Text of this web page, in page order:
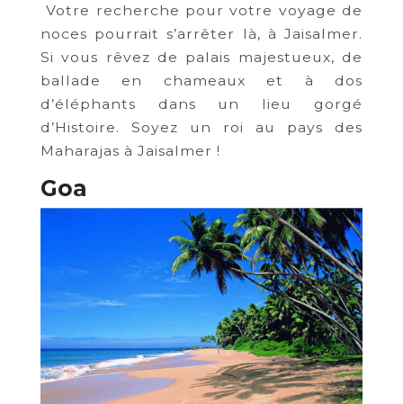
Votre recherche pour votre voyage de
noces pourrait s’arrêter là, à Jaisalmer.
Si vous rêvez de palais majestueux, de
ballade en chameaux et à dos
d’éléphants dans un lieu gorgé
d’Histoire. Soyez un roi au pays des
Maharajas à Jaisalmer !
Goa